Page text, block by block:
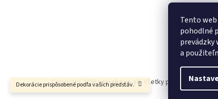
Tento
pohodlné
prevádzky
a
Dekorácie prispôsobené podľa vašich predstáv.
Copyright 2026vesiakovo.sk. Všetky práva vyhradené.